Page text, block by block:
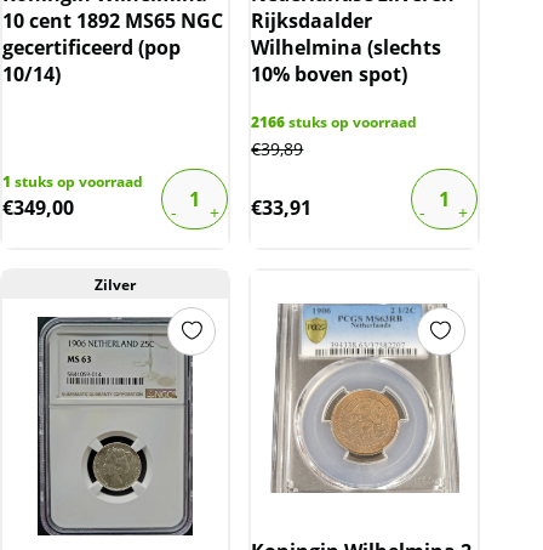
10 cent 1892 MS65 NGC
gecertificeerd (pop
10/14)
1 stuks op voorraad
€349,00
Rijksdaalder
Wilhelmina (slechts
10% boven spot)
2166stuks op voorraad
€39,89
€33,91
Zilver